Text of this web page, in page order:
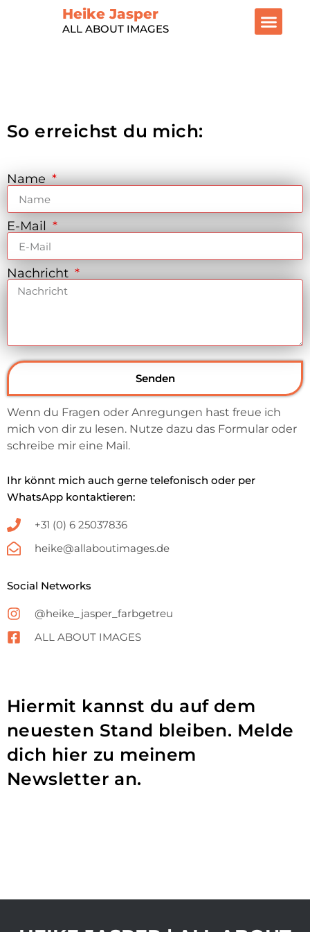
Heike Jasper
ALL ABOUT IMAGES
So erreichst du mich:
Name
E-Mail
Nachricht
Senden
Wenn du Fragen oder Anregungen hast freue ich
mich von dir zu lesen. Nutze dazu das Formular oder
schreibe mir eine Mail.
Ihr könnt mich auch gerne telefonisch oder per
WhatsApp kontaktieren:
+31 (0) 6 25037836
heike@allaboutimages.de
Social Networks
@heike_jasper_farbgetreu
ALL ABOUT IMAGES
Hiermit kannst du auf dem
neuesten Stand bleiben. Melde
dich hier zu meinem
Newsletter an.